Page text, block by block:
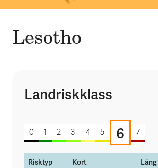
Lesotho
Landriskklass
6 av 7
0 1 2 3 4 5 6 7
Risktyp Kort Lång